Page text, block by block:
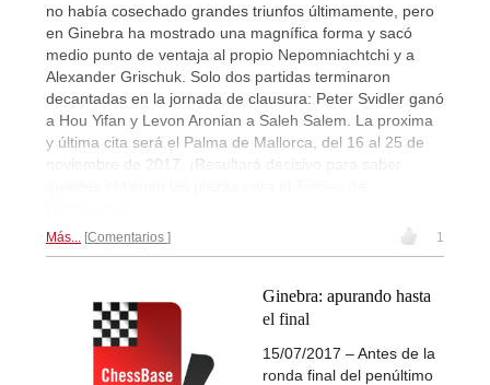
no había cosechado grandes triunfos últimamente, pero
en Ginebra ha mostrado una magnífica forma y sacó
medio punto de ventaja al propio Nepomniachtchi y a
Alexander Grischuk. Solo dos partidas terminaron
decantadas en la jornada de clausura: Peter Svidler ganó
a Hou Yifan y Levon Aronian a Saleh Salem. La proxima
y última cita será el Palma de Mallorca, del 16 al 25 de
noviembre de 2017. ¡Resultará decisivo para saber
Más... Comentarios 1
Ginebra: apurando hasta
el final
15/07/2017 – Antes de la
ronda final del penúltimo